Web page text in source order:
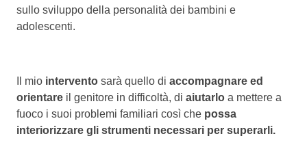
sullo sviluppo della personalità dei bambini e
adolescenti.
Il mio intervento sarà quello di accompagnare ed
orientare il genitore in difficoltà, di aiutarlo a mettere a
fuoco i suoi problemi familiari così che possa
interiorizzare gli strumenti necessari per superarli.